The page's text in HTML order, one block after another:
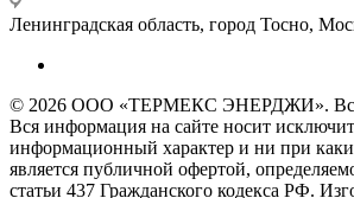
Ленинградская область, город Тосно,
© 2026 ООО «ТЕРМЕКС ЭНЕРДЖИ». Все
Вся информация на сайте носит
информационный характер и ни при
является публичной офертой,
статьи 437 Гражданского кодекса РФ.